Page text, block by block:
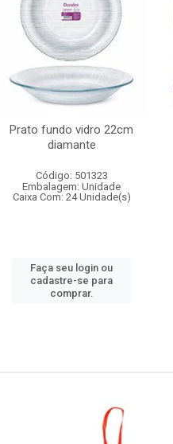
Prato fundo vidro 22cm
diamante
Código: 501323
Embalagem: Unidade
Caixa Com: 24 Unidade(s)
Faça seu login ou
cadastre-se para
comprar.